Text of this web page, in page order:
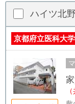
ハイツ北野
京都府立医科大